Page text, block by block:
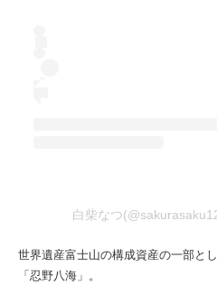
白柴なつ
世界遺産富士山の構成資産の一部と
「忍野八海」。